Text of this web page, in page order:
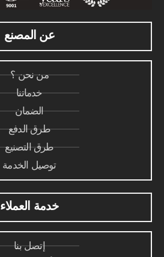
عن المصنع
من نحن ؟
خدماتنا
الضمان
طرق الدفع
طرق التصنيع
توصيل الخدمة
خدمة العملاء
إتصل بنا